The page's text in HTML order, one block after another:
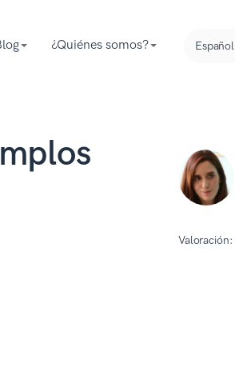
¿Quiénes somos? Español
Valoración: